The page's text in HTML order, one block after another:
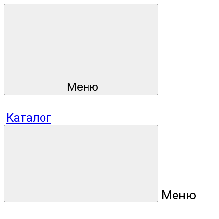
Меню
Каталог
Меню